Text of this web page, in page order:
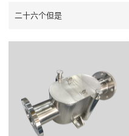
二十六个但是